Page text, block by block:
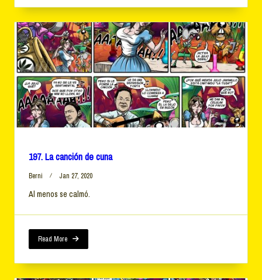
197. La canción de cuna
Berni Jan 27, 2020
Al menos se calmó.
Read More